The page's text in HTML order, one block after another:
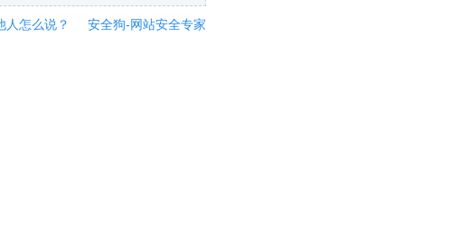
人怎么说？ 安全狗-网站安全专家